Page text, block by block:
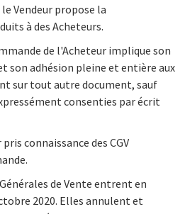
Vendeur propose la
à des Acheteurs.
de l'Acheteur implique son
son adhésion pleine et entière aux
sur tout autre document, sauf
consenties par écrit
connaissance des CGV
de Vente entrent en
2020. Elles annulent et